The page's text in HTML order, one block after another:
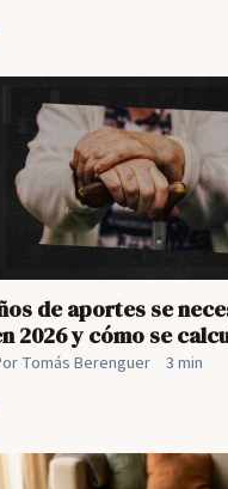
de aportes se
2026 y cómo se
Tomás Berenguer 3 min